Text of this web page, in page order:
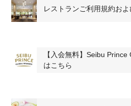
レストランご利用規約お
【入会無料】Seibu
はこちら